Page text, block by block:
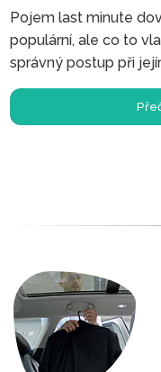
Pojem last minute
populární, ale co to
správný postup při
klíčové pro každého,
dobrodružství na